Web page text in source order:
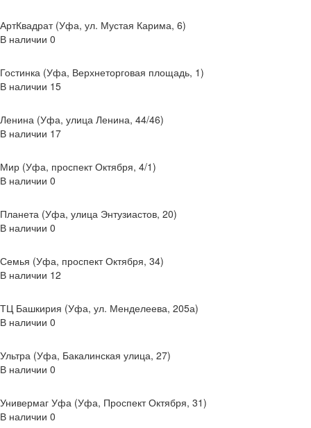
АртКвадрат (Уфа, ул. Мустая Карима, 6)
В наличии 0
Гостинка (Уфа, Верхнеторговая площадь, 1)
В наличии 15
Ленина (Уфа, улица Ленина, 44/46)
В наличии 17
Мир (Уфа, проспект Октября, 4/1)
В наличии 0
Планета (Уфа, улица Энтузиастов, 20)
В наличии 0
Семья (Уфа, проспект Октября, 34)
В наличии 12
ТЦ Башкирия (Уфа, ул. Менделеева, 205а)
В наличии 0
Ультра (Уфа, Бакалинская улица, 27)
В наличии 0
Универмаг Уфа (Уфа, Проспект Октября, 31)
В наличии 0